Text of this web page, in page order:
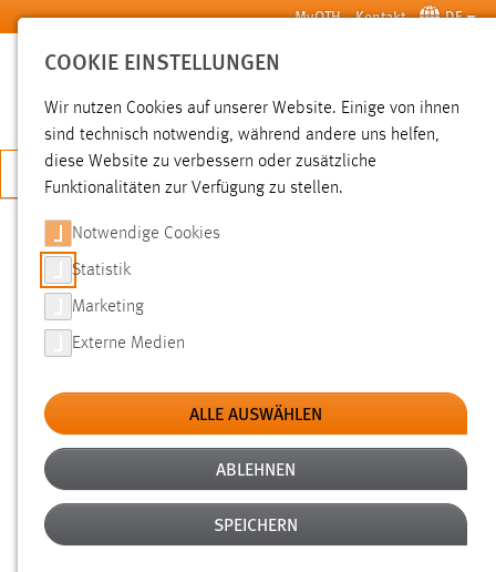
Zum Hauptinhalt springen MyOTH Kontakt DE
SUCHE
JETZT BEWERBEN
Hochschule Aktuelles News der OTH Amberg-Weiden
PROF. DR. URSULA VERSCH ERHÄLT
„ZERTIFIKAT HOCHSCHULLEHRE
BAYERN“
10.12.2015
Die Lehre an der OTH Amberg-Weiden ist
ausgezeichnet. Das hat das Zentrum für
Hochschuldidaktik DiZ jetzt erneut
COOKIE EINSTELLUNGEN
Wir nutzen Cookies auf unserer Website. Einige von ihnen
sind technisch notwendig, während andere uns helfen,
diese Website zu verbessern oder zusätzliche
Funktionalitäten zur Verfügung zu stellen.
Notwendige Cookies
Statistik
Marketing
Externe Medien
ALLE AUSWÄHLEN
ABLEHNEN
SPEICHERN